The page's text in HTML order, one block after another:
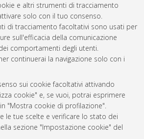
e altri strumenti di tracciamento
solo con il tuo consenso.
di tracciamento facoltativi sono usati per
sull'efficacia della comunicazione
comportamenti degli utenti.
continuerai la navigazione solo con i
sui cookie facoltativi attivando
cookie" e, se vuoi, potrai esprimere
"Mostra cookie di profilazione".
le tue scelte e verificare lo stato dei
sezione "Impostazione cookie" del
del documento: